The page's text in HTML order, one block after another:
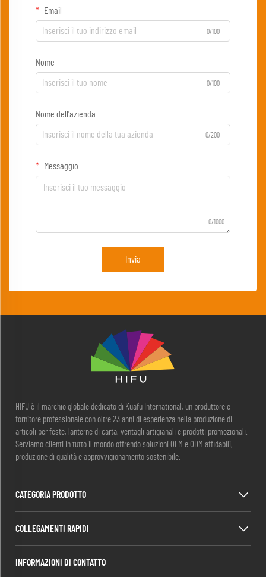
Email
0/100
Nome
0/100
Nome dell'azienda
0/200
Messaggio
0/1000
Invia
HIFU è il marchio globale dedicato di Kuafu International, un produttore e
fornitore professionale con oltre 23 anni di esperienza nella produzione di
articoli per feste, lanterne di carta, ventagli artigianali e prodotti promozionali.
Serviamo clienti in tutto il mondo offrendo soluzioni OEM e ODM affidabili,
produzione di qualità e approvvigionamento sostenibile.
CATEGORIA PRODOTTO
COLLEGAMENTI RAPIDI
INFORMAZIONI DI CONTATTO